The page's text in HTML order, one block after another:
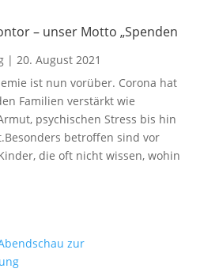
– unser Motto „Spenden
| 20. August 2021
ist nun vorüber. Corona hat
Familien verstärkt wie
psychischen Stress bis hin
betroffen sind vor
die oft nicht wissen, wohin